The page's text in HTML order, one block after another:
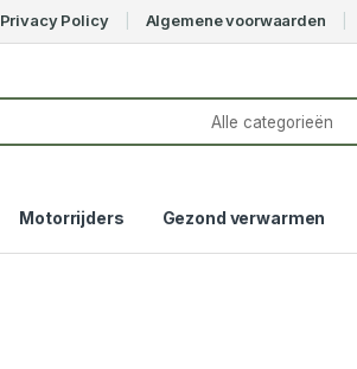
Privacy Policy Algemene voorwaarden
Motorrijders Gezond verwarmen